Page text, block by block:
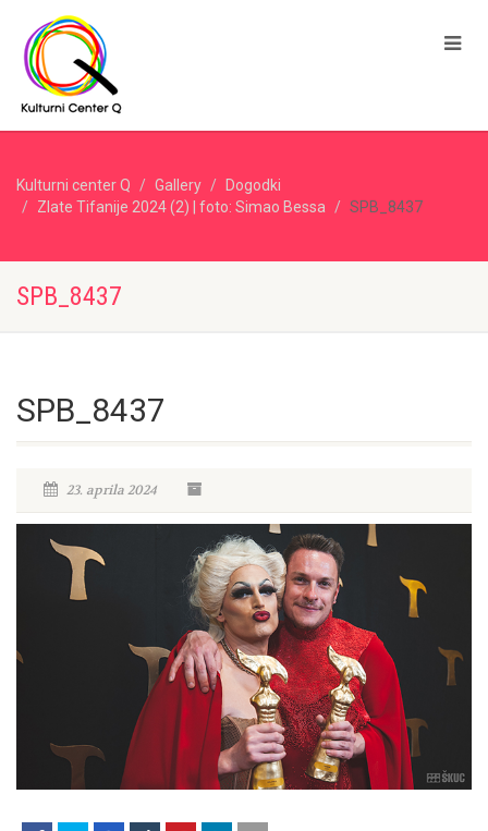
Kulturni center Q Gallery
Dogodki
Zlate Tifanije 2024 (2) | foto: Simao Bessa
SPB_8437
SPB_8437
SPB_8437
23. aprila 2024